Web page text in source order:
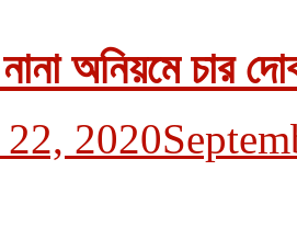
অনিয়মে চার
22, 2020